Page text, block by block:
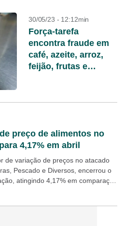
30/05/23 - 12:12min
Força-tarefa
encontra fraude em
café, azeite, arroz,
feijão, frutas e
preço de alimentos no
4,17% em abril
de variação de preços no atacado
Pescado e Diversos, encerrou o
atingindo 4,17% em comparação